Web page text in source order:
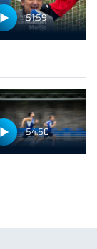
51:59
54:50